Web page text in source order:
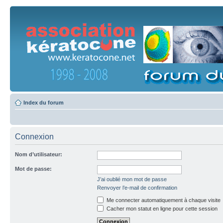
Index du forum
Connexion
Nom d’utilisateur:
Mot de passe:
J’ai oublié mon mot de passe
Renvoyer l’e-mail de confirmation
Me connecter automatiquement à chaque visite
Cacher mon statut en ligne pour cette session